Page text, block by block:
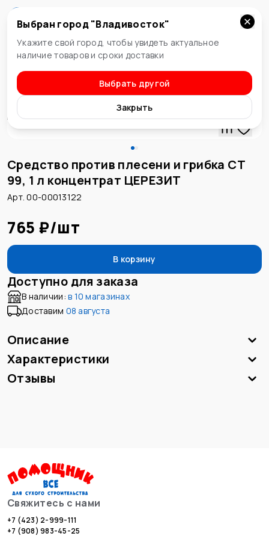
Владивосток
Выбран город "Владивосток"
Укажите свой город, чтобы увидеть актуальное
наличие товаров и сроки доставки
Выбрать другой
Закрыть
Средство против плесени
Средство против плесени и грибка СТ
99, 1 л концентрат ЦЕРЕЗИТ
Арт. 00-00013122
765 ₽/шт
В корзину
Доступно для заказа
В наличии: в 10 магазинах
Доставим 08 августа
Описание
Характеристики
Отзывы
Свяжитесь с нами
+7 (423) 2-999-111
+7 (908) 983-45-25